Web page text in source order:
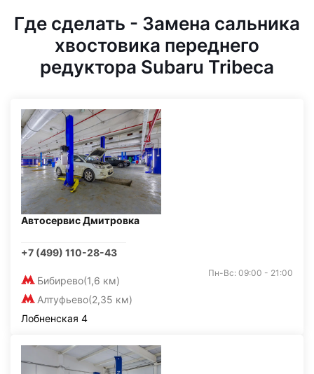
Где сделать - Замена сальника
хвостовика переднего
редуктора Subaru Tribeca
Автосервис Дмитровка
+7 (499) 110-28-43
Бибирево(1,6 км)
Алтуфьево(2,35 км)
Пн-Вс: 09:00 - 21:00
Лобненская 4